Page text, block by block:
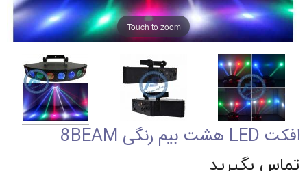
Touch to zoom
افکت LED هشت بیم رنگی 8BEAM
تماس بگیرید